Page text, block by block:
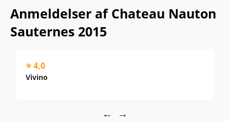
Anmeldelser af Chateau Nauton
Sauternes 2015
⭐ 4,0
Vivino
← →